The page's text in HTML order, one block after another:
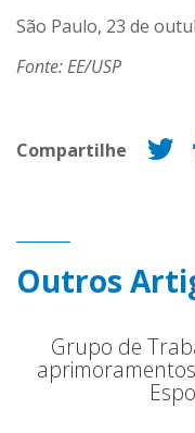
São Paulo, 23 de
Fonte: EE/USP
Compartilhe
Outros
Grupo de